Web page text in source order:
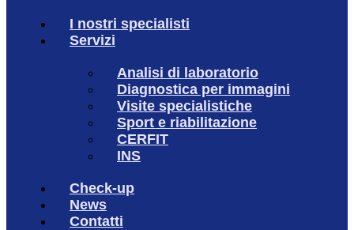
I nostri specialisti
Servizi
Analisi di laboratorio
Diagnostica per immagini
Visite specialistiche
Sport e riabilitazione
CERFIT
INS
Check-up
News
Contatti